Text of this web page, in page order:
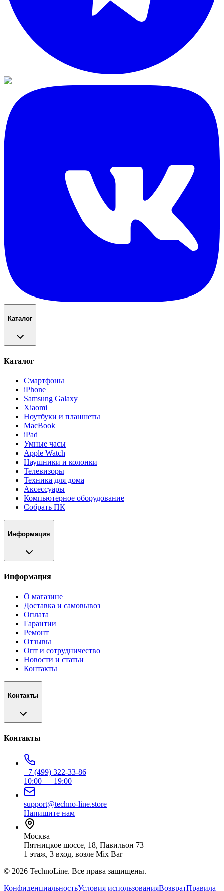
Каталог
Каталог
Смартфоны
iPhone
Samsung Galaxy
Xiaomi
Ноутбуки и планшеты
MacBook
iPad
Умные часы
Apple Watch
Наушники и колонки
Телевизоры
Техника для дома
Аксессуары
Компьютерное оборудование
Собрать ПК
Информация
Информация
О магазине
Доставка и самовывоз
Оплата
Гарантии
Ремонт
Отзывы
Опт и сотрудничество
Новости и статьи
Контакты
Контакты
Контакты
+7 (499) 322-33-86
10:00 — 19:00
support@techno-line.store
Напишите нам
Москва
Пятницкое шоссе, 18, Павильон 73
1 этаж, 3 вход, возле Mix Bar
© 2026 TechnoLine. Все права защищены.
КонфиденциальностьУсловия использованияВозвратПравила